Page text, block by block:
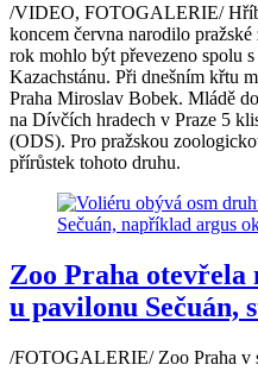
/VIDEO, FOTOGALERIE/
koncem června narodilo
rok mohlo být převezeno spolu
Kazachstánu. Při dnešním křtu
Praha Miroslav Bobek. Mládě
na Dívčích hradech v Praze 5
(ODS). Pro pražskou
přírůstek tohoto druhu.
Zoo Praha otevřela
u pavilonu Sečuán,
/FOTOGALERIE/ Zoo Praha v